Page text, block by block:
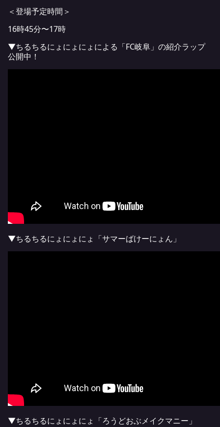
＜登場予定時間＞
16時45分〜17時
▼ちるちるにょにょにょによる「FC岐阜」の紹介ラップ
公開中！
▼ちるちるにょにょにょ「サマーばけーにょん」
▼ちるちるにょにょにょ「ろうどおぶメイクマニー」